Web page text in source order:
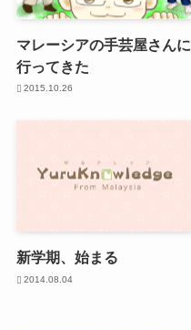
マレーシアの手芸屋さんに
行ってきた
2015.10.26
新学期、始まる
2014.08.04